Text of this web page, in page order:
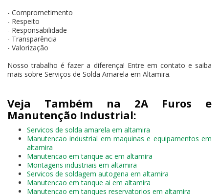
- Comprometimento
- Respeito
- Responsabilidade
- Transparência
- Valorização
Nosso trabalho é fazer a diferença! Entre em contato e saiba
mais sobre Serviços de Solda Amarela em Altamira.
Veja Também na 2A Furos e
Manutenção Industrial:
Servicos de solda amarela em altamira
Manutencao industrial em maquinas e equipamentos em
altamira
Manutencao em tanque ac em altamira
Montagens industriais em altamira
Servicos de soldagem autogena em altamira
Manutencao em tanque ai em altamira
Manutencao em tanques reservatorios em altamira